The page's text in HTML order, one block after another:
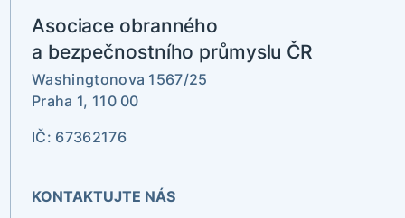
Asociace obranného
a bezpečnostního průmyslu ČR
Washingtonova 1567/25
Praha 1, 110 00
IČ: 67362176
KONTAKTUJTE NÁS